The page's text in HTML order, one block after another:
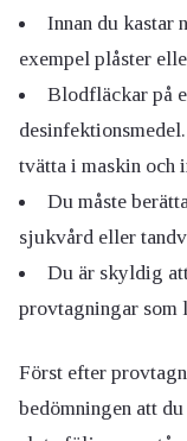
Innan du kastar
exempel plåster
Blodfläckar på
tvätta i maskin och
Du måste
sjukvård eller
Du är skyldig
provtagningar som
Först efter
bedömningen att